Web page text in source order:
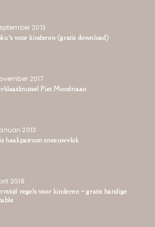
2013
voor kinderen (gratis download)
2017
Piet Mondriaan
2013
haakpatroon sneeuwvlok
2018
regels voor kinderen – gratis handige